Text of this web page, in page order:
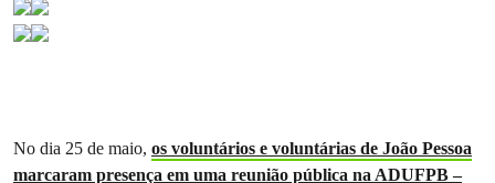
No dia 25 de maio, os voluntários e voluntárias de João Pessoa
marcaram presença em uma reunião pública na ADUFPB –